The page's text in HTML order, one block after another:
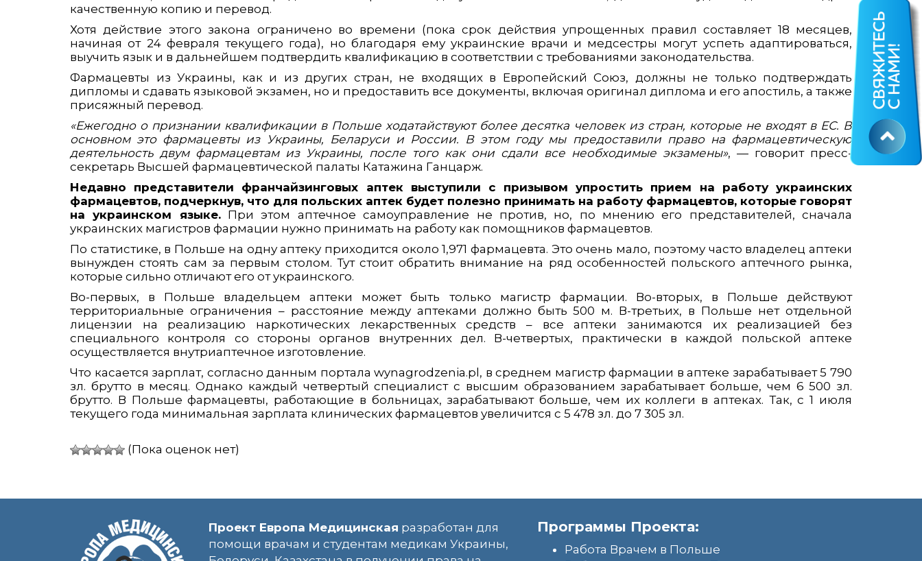
качественную копию и перевод.
Хотя действие этого закона ограничено во времени (пока срок действия упрощенных правил составляет 18 месяцев,
начиная от 24 февраля текущего года), но благодаря ему украинские врачи и медсестры могут успеть адаптироваться,
выучить язык и в дальнейшем подтвердить квалификацию в соответствии с требованиями законодательства.
Фармацевты из Украины, как и из других стран, не входящих в Европейский Союз, должны не только подтверждать
дипломы и сдавать языковой экзамен, но и предоставить все документы, включая оригинал диплома и его апостиль, а также
присяжный перевод.
«Ежегодно о признании квалификации в Польше ходатайствуют более десятка человек из стран, которые не входят в ЕС. В
основном это фармацевты из Украины, Беларуси и России. В этом году мы предоставили право на фармацевтическую
деятельность двум фармацевтам из Украины, после того как они сдали все необходимые экзамены», — говорит пресс-
секретарь Высшей фармацевтической палаты Катажина Ганцарж.
Недавно представители франчайзинговых аптек выступили с призывом упростить прием на работу украинских
фармацевтов, подчеркнув, что для польских аптек будет полезно принимать на работу фармацевтов, которые говорят
на украинском языке.При этом аптечное самоуправление не против, но, по мнению его представителей, сначала
украинских магистров фармации нужно принимать на работу как помощников фармацевтов.
По статистике, в Польше на одну аптеку приходится около 1,971 фармацевта. Это очень мало, поэтому часто владелец аптеки
вынужден стоять сам за первым столом. Тут стоит обратить внимание на ряд особенностей польского аптечного рынка,
которые сильно отличают его от украинского.
Во-первых, в Польше владельцем аптеки может быть только магистр фармации. Во-вторых, в Польше действуют
территориальные ограничения – расстояние между аптеками должно быть 500 м. В-третьих, в Польше нет отдельной
лицензии на реализацию наркотических лекарственных средств – все аптеки занимаются их реализацией без
специального контроля со стороны органов внутренних дел. В-четвертых, практически в каждой польской аптеке
осуществляется внутриаптечное изготовление.
Что касается зарплат, согласно данным портала wynagrodzenia.pl, в среднем магистр фармации в аптеке зарабатывает 5 790
зл. брутто в месяц. Однако каждый четвертый специалист с высшим образованием зарабатывает больше, чем 6 500 зл.
брутто. В Польше фармацевты, работающие в больницах, зарабатывают больше, чем их коллеги в аптеках. Так, с 1 июля
текущего года минимальная зарплата клинических фармацевтов увеличится с 5 478 зл. до 7 305 зл.
(Пока оценок нет)
Проект Европа Медицинская разработан для
помощи врачам и студентам медикам Украины,
Программы Проекта:
Работа Врачем в Польше